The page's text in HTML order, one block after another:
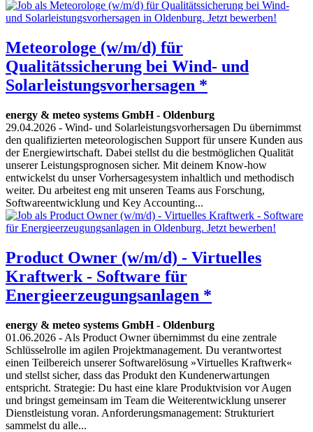
Meteorologe (w/m/d) für
Qualitätssicherung bei Wind- und
Solarleistungsvorhersagen *
energy & meteo systems GmbH- Oldenburg
29.04.2026 - Wind- und Solarleistungsvorhersagen Du übernimmst
den qualifizierten meteorologischen Support für unsere Kunden aus
der Energiewirtschaft. Dabei stellst du die bestmöglichen Qualität
unserer Leistungsprognosen sicher. Mit deinem Know-how
entwickelst du unser Vorhersagesystem inhaltlich und methodisch
weiter. Du arbeitest eng mit unseren Teams aus Forschung,
Softwareentwicklung und Key Accounting...
Product Owner (w/m/d) - Virtuelles
Kraftwerk - Software für
Energieerzeugungsanlagen *
energy & meteo systems GmbH- Oldenburg
01.06.2026 - Als Product Owner übernimmst du eine zentrale
Schlüsselrolle im agilen Projektmanagement. Du verantwortest
einen Teilbereich unserer Softwarelösung »Virtuelles Kraftwerk«
und stellst sicher, dass das Produkt den Kundenerwartungen
entspricht. Strategie: Du hast eine klare Produktvision vor Augen
und bringst gemeinsam im Team die Weiterentwicklung unserer
Dienstleistung voran. Anforderungsmanagement: Strukturiert
sammelst du alle...